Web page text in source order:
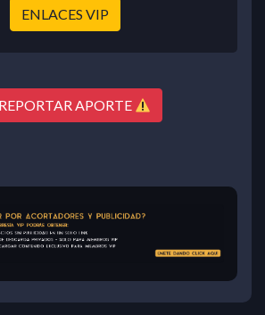
ENLACES VIP
REPORTAR APORTE